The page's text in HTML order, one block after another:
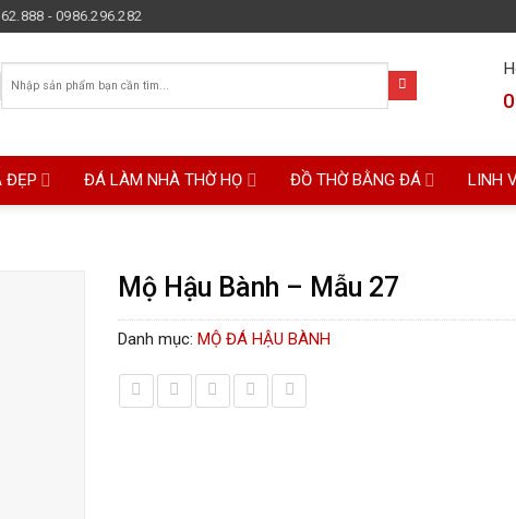
- 0986.296.282
Tìm
kiếm:
ĐẸP ĐÁ LÀM NHÀ THỜ HỌ ĐỒ THỜ BẰNG ĐÁ LINH
Mộ Hậu Bành – Mẫu 27
Danh mục: MỘ ĐÁ HẬU BÀNH